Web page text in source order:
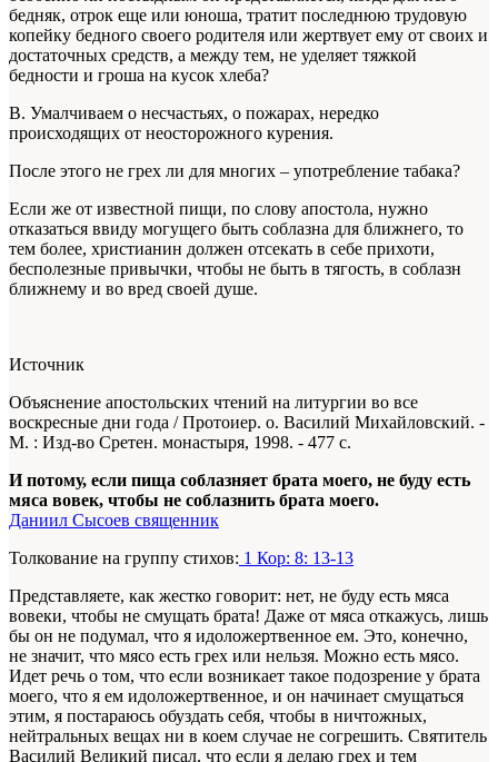
бедняк, отрок еще или юноша, тратит последнюю трудовую
копейку бедного своего родителя или жертвует ему от своих и
достаточных средств, а между тем, не уделяет тяжкой
бедности и гроша на кусок хлеба?
В. Умалчиваем о несчастьях, о пожарах, нередко
происходящих от неосторожного курения.
После этого не грех ли для многих – употребление табака?
Если же от известной пищи, по слову апостола, нужно
отказаться ввиду могущего быть соблазна для ближнего, то
тем более, христианин должен отсекать в себе прихоти,
бесполезные привычки, чтобы не быть в тягость, в соблазн
ближнему и во вред своей душе.
Источник
Объяснение апостольских чтений на литургии во все
воскресные дни года / Протоиер. о. Василий Михайловский. -
М. : Изд-во Сретен. монастыря, 1998. - 477 с.
И потому, если пища соблазняет брата моего, не буду есть
мяса вовек, чтобы не соблазнить брата моего.
Даниил Сысоев священник
Толкование на группу стихов: 1 Кор: 8: 13-13
Представляете, как жестко говорит: нет, не буду есть мяса
вовеки, чтобы не смущать брата! Даже от мяса откажусь, лишь
бы он не подумал, что я идоложертвенное ем. Это, конечно,
не значит, что мясо есть грех или нельзя. Можно есть мясо.
Идет речь о том, что если возникает такое подозрение у брата
моего, что я ем идоложертвенное, и он начинает смущаться
этим, я постараюсь обуздать себя, чтобы в ничтожных,
нейтральных вещах ни в коем случае не согрешить. Святитель
Василий Великий писал, что если я делаю грех и тем